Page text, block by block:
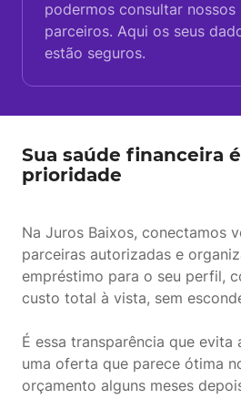
podermos consultar nossos
parceiros. Aqui os seus
estão seguros.
Sua saúde financeira
prioridade
Na Juros Baixos, conectamos
parceiras autorizadas e
empréstimo para o seu perfil,
custo total à vista, sem
É essa transparência que evita
uma oferta que parece ótima
orçamento alguns meses